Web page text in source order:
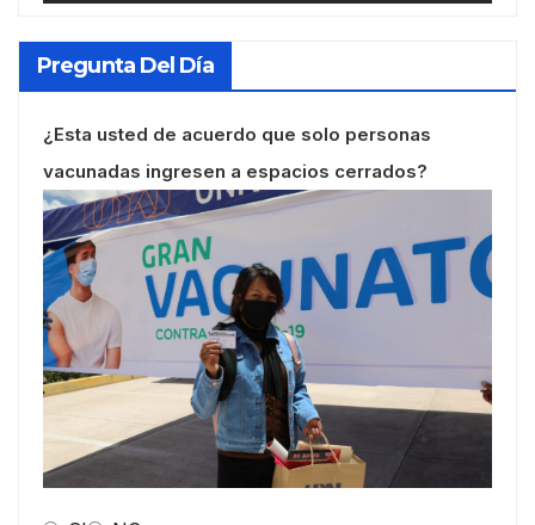
Pregunta Del Día
¿Esta usted de acuerdo que solo personas
vacunadas ingresen a espacios cerrados?